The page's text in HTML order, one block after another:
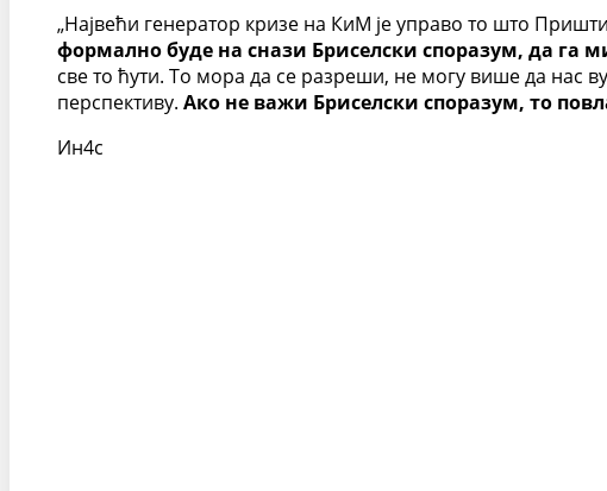
„Највећи генератор кризе на КиМ је управо то што
формално буде на снази Бриселски споразум, да га
све то ћути. То мора да се разреши, не могу више да нас
перспективу. Ако не важи Бриселски споразум, то
Ин4с